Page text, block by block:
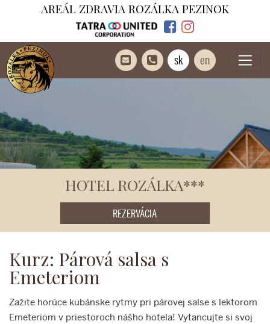
AREÁL ZDRAVIA ROZÁLKA PEZINOK
sk en
HOTEL ROZÁLKA***
REZERVÁCIA
Kurz: Párová salsa s
Emeteriom
Zažite horúce kubánske rytmy pri párovej salse s lektorom
Emeteriom v priestoroch nášho hotela! Vytancujte si svoj